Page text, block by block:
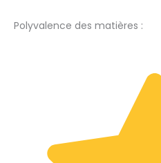
Polyvalence des matières :